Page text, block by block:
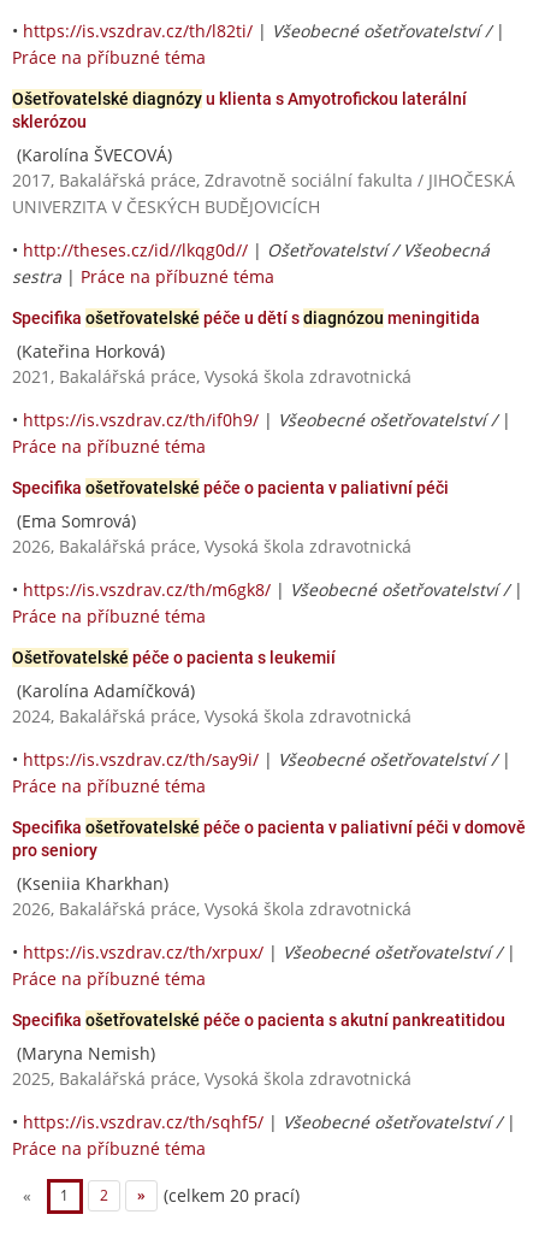
• https://is.vszdrav.cz/th/l82ti/ | Všeobecné ošetřovatelství / |
Práce na příbuzné téma
Ošetřovatelské diagnózyu klienta s Amyotrofickou laterální
sklerózou
(Karolína ŠVECOVÁ)
2017, Bakalářská práce, Zdravotně sociální fakulta / JIHOČESKÁ
UNIVERZITA V ČESKÝCH BUDĚJOVICÍCH
• http://theses.cz/id//lkqg0d// | Ošetřovatelství / Všeobecná
sestra | Práce na příbuzné téma
Specifika ošetřovatelské péče u dětí sdiagnózou meningitida
(Kateřina Horková)
2021, Bakalářská práce, Vysoká škola zdravotnická
• https://is.vszdrav.cz/th/if0h9/ | Všeobecné ošetřovatelství / |
Práce na příbuzné téma
Specifika ošetřovatelské péče o pacienta v paliativní péči
(Ema Somrová)
2026, Bakalářská práce, Vysoká škola zdravotnická
• https://is.vszdrav.cz/th/m6gk8/ | Všeobecné ošetřovatelství / |
Práce na příbuzné téma
Ošetřovatelské péče o pacienta s leukemií
(Karolína Adamíčková)
2024, Bakalářská práce, Vysoká škola zdravotnická
• https://is.vszdrav.cz/th/say9i/ | Všeobecné ošetřovatelství / |
Práce na příbuzné téma
Specifika ošetřovatelské péče o pacienta v paliativní péči v domově
pro seniory
(Kseniia Kharkhan)
2026, Bakalářská práce, Vysoká škola zdravotnická
• https://is.vszdrav.cz/th/xrpux/ | Všeobecné ošetřovatelství / |
Práce na příbuzné téma
Specifika ošetřovatelské péče o pacienta s akutní pankreatitidou
(Maryna Nemish)
2025, Bakalářská práce, Vysoká škola zdravotnická
• https://is.vszdrav.cz/th/sqhf5/ | Všeobecné ošetřovatelství / |
Práce na příbuzné téma
« 1 2 » (celkem 20 prací)